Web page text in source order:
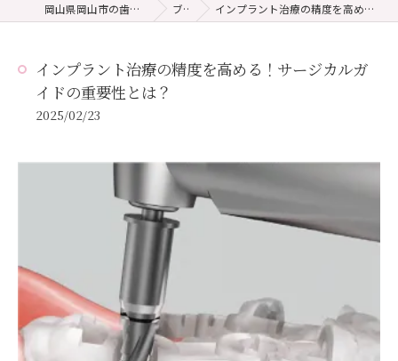
岡山県岡山市の歯医者ならキレイハ岡山院 ブログ インプラント治療の精度を高める！サージカルガイドの重要性とは？
インプラント治療の精度を高める！サージカルガ
イドの重要性とは？
2025/02/23